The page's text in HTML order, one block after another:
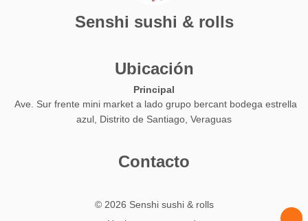
Senshi sushi & rolls
Ubicación
Principal
Ave. Sur frente mini market a lado grupo bercant bodega estrella
azul, Distrito de Santiago, Veraguas
Contacto
© 2026 Senshi sushi & rolls